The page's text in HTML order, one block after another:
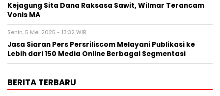
Kejagung Sita Dana Raksasa Sawit, Wilmar Terancam
Vonis MA
Senin, 5 Mei 2025 - 13:32 WIB
Jasa Siaran Pers Persriliscom Melayani Publikasi ke
Lebih dari 150 Media Online Berbagai Segmentasi
BERITA TERBARU